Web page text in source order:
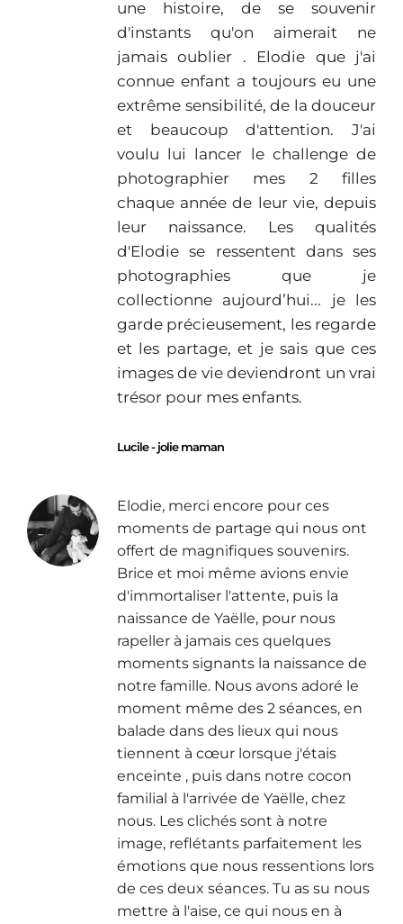
une histoire, de se souvenir
d'instants qu'on aimerait ne
jamais oublier . Elodie que j'ai
connue enfant a toujours eu une
extrême sensibilité, de la douceur
et beaucoup d'attention. J'ai
voulu lui lancer le challenge de
photographier mes 2 filles
chaque année de leur vie, depuis
leur naissance. Les qualités
d'Elodie se ressentent dans ses
photographies que je
collectionne aujourd’hui... je les
garde précieusement, les regarde
et les partage, et je sais que ces
images de vie deviendront un vrai
trésor pour mes enfants.
Lucile - jolie maman
Elodie, merci encore pour ces
moments de partage qui nous ont
offert de magnifiques souvenirs.
Brice et moi même avions envie
d'immortaliser l'attente, puis la
naissance de Yaëlle, pour nous
rapeller à jamais ces quelques
moments signants la naissance de
notre famille. Nous avons adoré le
moment même des 2 séances, en
balade dans des lieux qui nous
tiennent à cœur lorsque j'étais
enceinte , puis dans notre cocon
familial à l'arrivée de Yaëlle, chez
nous. Les clichés sont à notre
image, reflétants parfaitement les
émotions que nous ressentions lors
de ces deux séances. Tu as su nous
mettre à l'aise, ce qui nous en à